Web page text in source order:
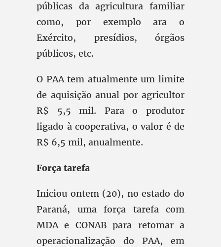
públicas da agricultura familiar
como, por exemplo ara o
Exército, presídios, órgãos
públicos, etc.
O PAA tem atualmente um limite
de aquisição anual por agricultor
R$ 5,5 mil. Para o produtor
ligado à cooperativa, o valor é de
R$ 6,5 mil, anualmente.
Força tarefa
Iniciou ontem (20), no estado do
Paraná, uma força tarefa com
MDA e CONAB para retomar a
operacionalização do PAA, em